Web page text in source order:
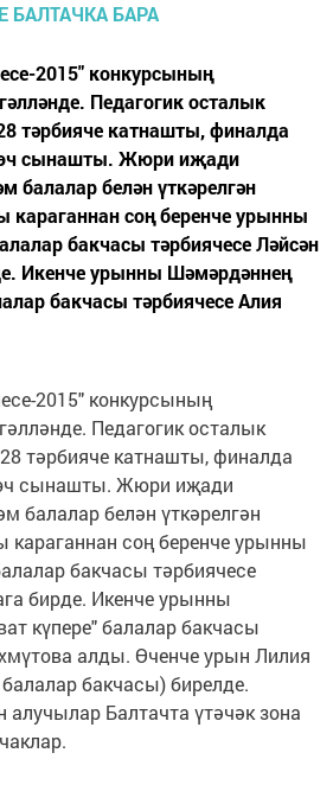
2015" конкурсының
Педагогик осталык
тәрбияче катнашты, финалда
сынашты. Жюри иҗади
балалар белән үткәрелгән
караганнан соң беренче урынны
бакчасы тәрбиячесе Ләйсән
Икенче урынны Шәмәрдәннең
бакчасы тәрбиячесе Алия
2015" конкурсының
Педагогик осталык
тәрбияче катнашты, финалда
сынашты. Жюри иҗади
балалар белән үткәрелгән
караганнан соң беренче урынны
бакчасы тәрбиячесе
бирде. Икенче урынны
күпере" балалар бакчасы
алды. Өченче урын Лилия
бакчасы) бирелде.
алучылар Балтачта үтәчәк зона